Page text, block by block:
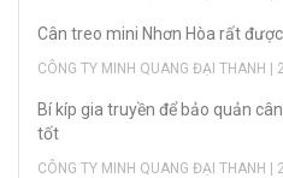
Cân treo mini Nhơn Hòa rất
CÔNG TY MINH QUANG ĐẠI THANH
Bí kíp gia truyền để bảo quản
tốt
CÔNG TY MINH QUANG ĐẠI THANH